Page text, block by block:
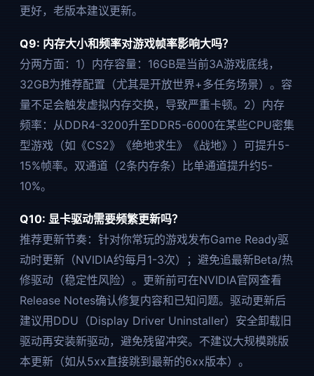
更好，老版本建议更新。
Q9: 内存大小和频率对游戏帧率影响大吗？
分两方面：1）内存容量：16GB是当前3A游戏底线，
32GB为推荐配置（尤其是开放世界+多任务场景）。容
量不足会触发虚拟内存交换，导致严重卡顿。2）内存
频率：从DDR4-3200升至DDR5-6000在某些CPU密集
型游戏（如《CS2》《绝地求生》《战地》）可提升5-
15%帧率。双通道（2条内存条）比单通道提升约5-
10%。
Q10: 显卡驱动需要频繁更新吗？
推荐更新节奏：针对你常玩的游戏发布Game Ready驱
动时更新（NVIDIA约每月1-3次）；避免追最新Beta/热
修驱动（稳定性风险）。更新前可在NVIDIA官网查看
Release Notes确认修复内容和已知问题。驱动更新后
建议用DDU（Display Driver Uninstaller）安全卸载旧
驱动再安装新驱动，避免残留冲突。不建议大规模跳版
本更新（如从5xx直接跳到最新的6xx版本）。